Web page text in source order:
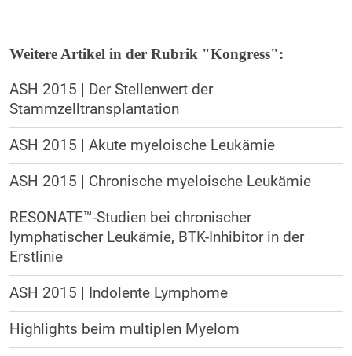
Weitere Artikel in der Rubrik "Kongress":
ASH 2015 | Der Stellenwert der
Stammzelltransplantation
ASH 2015 | Akute myeloische Leukämie
ASH 2015 | Chronische myeloische Leukämie
RESONATE™-Studien bei chronischer
lymphatischer Leukämie, BTK-Inhibitor in der
Erstlinie
ASH 2015 | Indolente Lymphome
Highlights beim multiplen Myelom